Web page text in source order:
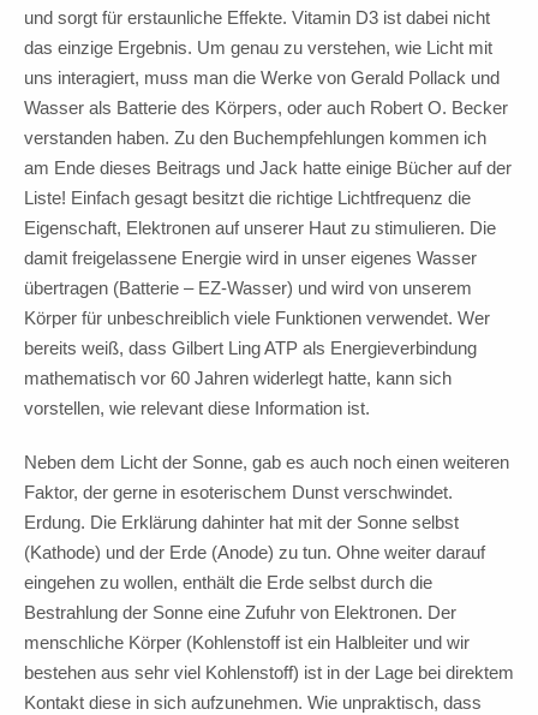
und sorgt für erstaunliche Effekte. Vitamin D3 ist dabei nicht
das einzige Ergebnis. Um genau zu verstehen, wie Licht mit
uns interagiert, muss man die Werke von Gerald Pollack und
Wasser als Batterie des Körpers, oder auch Robert O. Becker
verstanden haben. Zu den Buchempfehlungen kommen ich
am Ende dieses Beitrags und Jack hatte einige Bücher auf der
Liste! Einfach gesagt besitzt die richtige Lichtfrequenz die
Eigenschaft, Elektronen auf unserer Haut zu stimulieren. Die
damit freigelassene Energie wird in unser eigenes Wasser
übertragen (Batterie – EZ-Wasser) und wird von unserem
Körper für unbeschreiblich viele Funktionen verwendet. Wer
bereits weiß, dass Gilbert Ling ATP als Energieverbindung
mathematisch vor 60 Jahren widerlegt hatte, kann sich
vorstellen, wie relevant diese Information ist.
Neben dem Licht der Sonne, gab es auch noch einen weiteren
Faktor, der gerne in esoterischem Dunst verschwindet.
Erdung. Die Erklärung dahinter hat mit der Sonne selbst
(Kathode) und der Erde (Anode) zu tun. Ohne weiter darauf
eingehen zu wollen, enthält die Erde selbst durch die
Bestrahlung der Sonne eine Zufuhr von Elektronen. Der
menschliche Körper (Kohlenstoff ist ein Halbleiter und wir
bestehen aus sehr viel Kohlenstoff) ist in der Lage bei direktem
Kontakt diese in sich aufzunehmen. Wie unpraktisch, dass